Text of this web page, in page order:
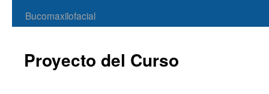
Bucomaxilofacial
Proyecto del Curso